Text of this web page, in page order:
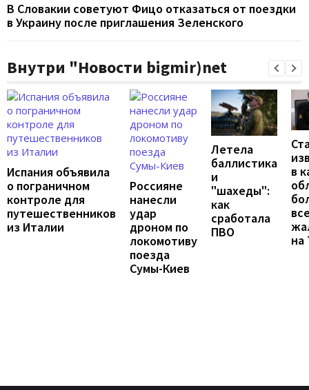
В Словакии советуют Фицо отказаться от поездки
в Украину после приглашения Зеленского
Внутри "Новости bigmir)net
Испания объявила
о пограничном
контроле для
путешественников
из Италии
Россияне
нанесли
удар
дроном по
локомотиву
поезда
Сумы-Киев
Летела
баллистика
и
"шахеды":
как
сработала
ПВО
в
на